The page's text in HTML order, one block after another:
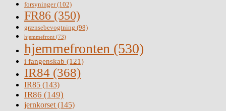
forsyninger(102)
FR86 (350)
grænsebevogtning (98)
hjemmefront (73)
hjemmefronten (530)
i fangenskab (121)
IR84 (368)
IR85 (143)
IR86 (149)
jernkorset(145)